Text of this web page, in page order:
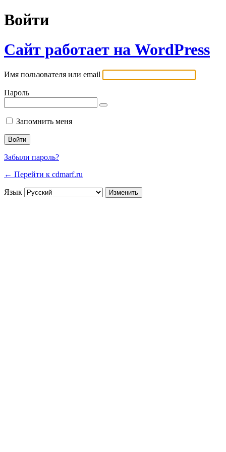
Войти
Сайт работает на WordPress
Имя пользователя или email
Пароль
Запомнить меня
Забыли пароль?
← Перейти к cdmarf.ru
Язык